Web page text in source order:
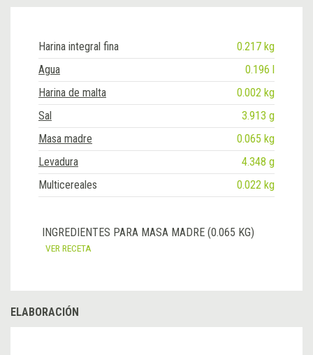
Harina integral fina
0.217 kg
Agua
0.196 l
Harina de malta
0.002 kg
Sal
3.913 g
Masa madre
0.065 kg
Levadura
4.348 g
Multicereales
0.022 kg
INGREDIENTES PARA MASA MADRE (0.065 KG)
VER RECETA
ELABORACIÓN